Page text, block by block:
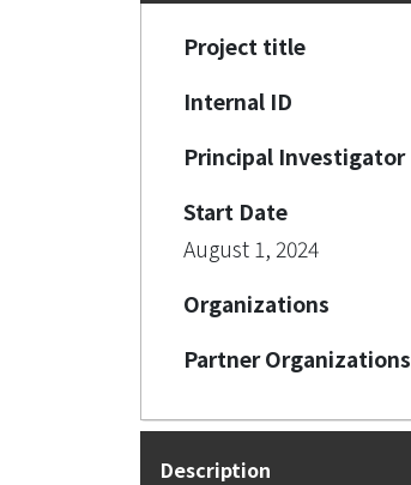
Project title
Internal ID
Principal Investigator
Start Date
August 1, 2024
Organizations
Partner Organizations
Description